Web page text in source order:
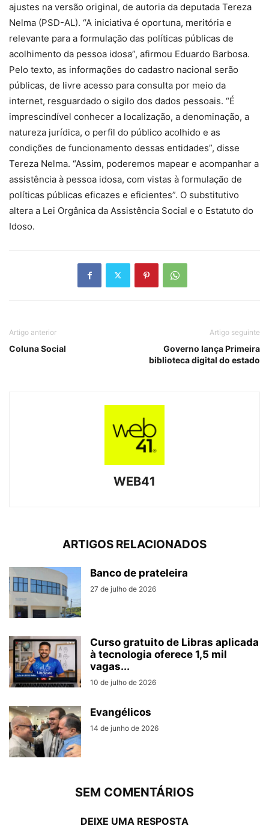
ajustes na versão original, de autoria da deputada Tereza
Nelma (PSD-AL). “A iniciativa é oportuna, meritória e
relevante para a formulação das políticas públicas de
acolhimento da pessoa idosa”, afirmou Eduardo Barbosa.
Pelo texto, as informações do cadastro nacional serão
públicas, de livre acesso para consulta por meio da
internet, resguardado o sigilo dos dados pessoais. “É
imprescindível conhecer a localização, a denominação, a
natureza jurídica, o perfil do público acolhido e as
condições de funcionamento dessas entidades”, disse
Tereza Nelma. “Assim, poderemos mapear e acompanhar a
assistência à pessoa idosa, com vistas à formulação de
políticas públicas eficazes e eficientes”. O substitutivo
altera a Lei Orgânica da Assistência Social e o Estatuto do
Idoso.
Artigo anterior
Coluna Social
Artigo seguinte
Governo lança Primeira
biblioteca digital do estado
WEB41
ARTIGOS RELACIONADOS
Banco de prateleira
27 de julho de 2026
Curso gratuito de Libras aplicada
à tecnologia oferece 1,5 mil
vagas...
10 de julho de 2026
Evangélicos
14 de junho de 2026
SEM COMENTÁRIOS
DEIXE UMA RESPOSTA